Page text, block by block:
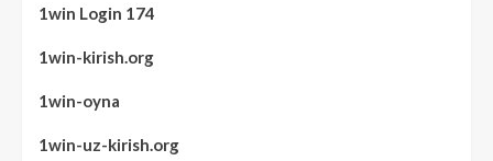
1win Login 174
1win-kirish.org
1win-oyna
1win-uz-kirish.org